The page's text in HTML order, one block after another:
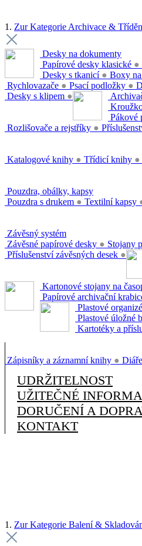
1. Zur Kategorie Archivace &
Desky na dokumenty
Papírové desky klasické ●
Desky s tkanicí ● Boxy
Rychlovazače ● Psací podložky ●
Desky s klipem ●
Pákové
Rozlišovače a rejstříky ●
Katalogové knihy ● Třídicí knihy ●
Pouzdra, obálky, kapsy
Pouzdra s drukem ● Textilní kapsy
Závěsný systém
Závěsné papírové desky ● Stojany
Příslušenství závěsných desek ●
Kartonové stojany na
Papírové archivační
Plastové
Plastové úložné
Kartotéky a
Zápisníky a záznamní knihy ●
UDRŽITELNOST
UŽITEČNÉ
DORUČENÍ A
KONTAKT
1. Zur Kategorie Balení &